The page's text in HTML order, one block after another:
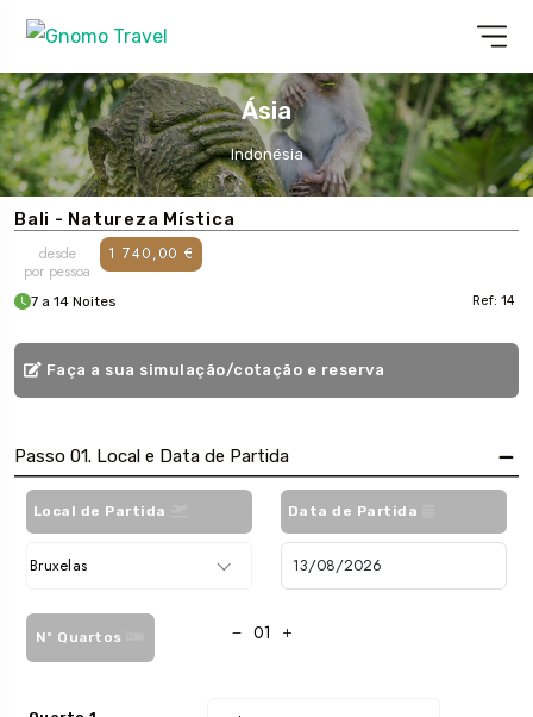
Ásia
Indonésia
Bali - Natureza Mística
desde
por pessoa
1 740,00 €
7 a 14 Noites Ref: 14
Faça a sua simulação/cotação e reserva
Passo 01. Local e Data de Partida
Local de Partida
Bruxelas
Data de Partida
Nº Quartos